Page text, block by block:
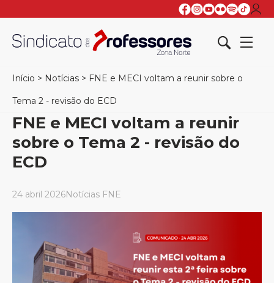
Início > Notícias > FNE e MECI voltam a reunir sobre o
Tema 2 - revisão do ECD
FNE e MECI voltam a reunir
sobre o Tema 2 - revisão do
ECD
24 abril 2026Notícias FNE